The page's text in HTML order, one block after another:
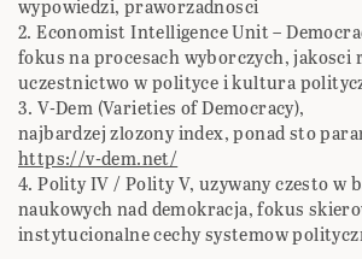
wypowiedzi, praworzadnosci
2. Economist Intelligence Unit –
fokus na procesach wyborczych, jakosci
uczestnictwo w polityce i kultura
3. V-Dem (Varieties of Democracy),
najbardzej zlozony index, ponad sto
https://v-dem.net/
4. Polity IV / Polity V, uzywany czesto w
naukowych nad demokracja, fokus
instytucionalne cechy systemow